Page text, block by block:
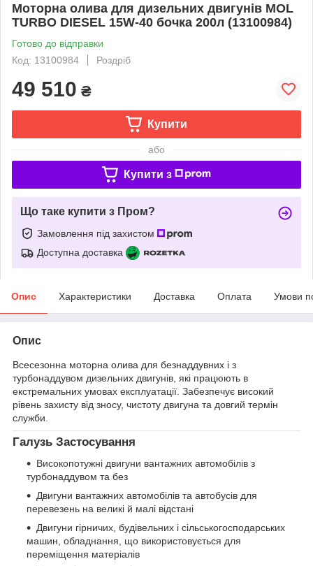
Моторна олива для дизельних двигунів MOL
TURBO DIESEL 15W-40 бочка 200л (13100984)
Готово до відправки
Код: 13100984
Роздріб
49 510 ₴
Купити
або
Купити з
Що таке купити з Пром?
Замовлення під захистом
Доступна доставка
Опис Характеристики Доставка Оплата Умови
Опис
Всесезонна моторна олива для безнаддувних і з
турбонаддувом дизельних двигунів, які працюють в
екстремальних умовах експлуатації. Забезпечує високий
рівень захисту від зносу, чистоту двигуна та довгий термін
служби.
Галузь Застосування
Високопотужні двигуни вантажних автомобілів з
турбонаддувом та без
Двигуни вантажних автомобілів та автобусів для
перевезень на великі й малі відстані
Двигуни гірничих, будівельних і сільськогосподарських
машин, обладнання, що використовується для
переміщення матеріалів